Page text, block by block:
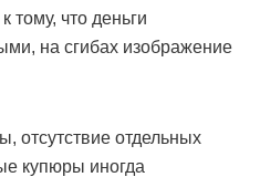
тому, что деньги
на сгибах изображение
отсутствие отдельных
купюры иногда